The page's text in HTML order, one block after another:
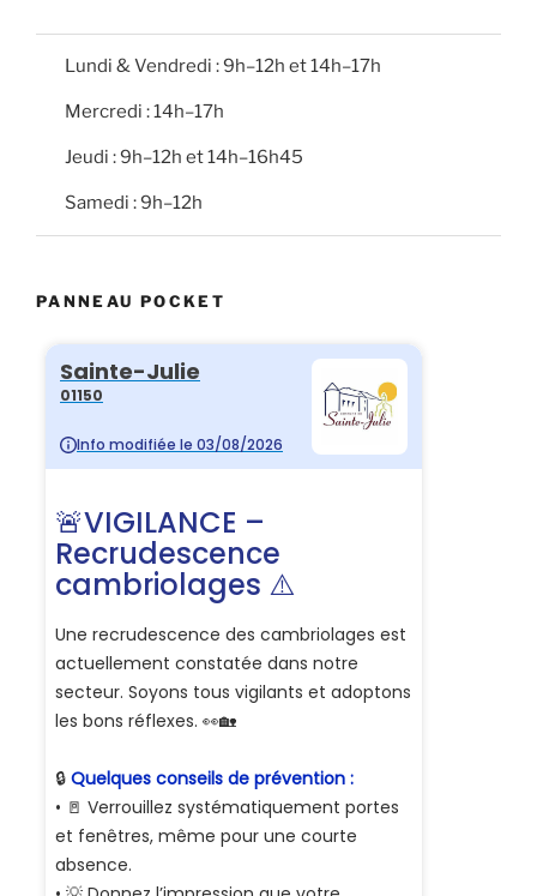
Lundi & Vendredi : 9h–12h et 14h–17h
Mercredi : 14h–17h
Jeudi : 9h–12h et 14h–16h45
Samedi : 9h–12h
PANNEAU POCKET